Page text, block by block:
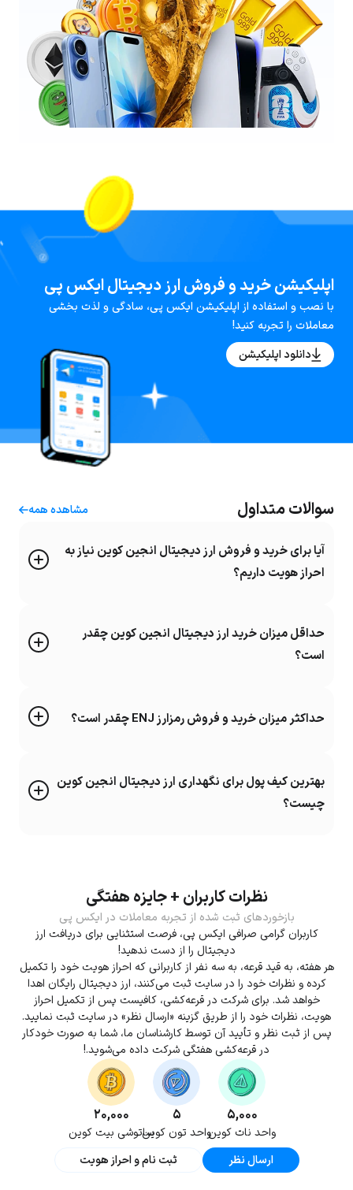
اپلیکیشن خرید و فروش ارز دیجیتال ایکس پی
با نصب و استفاده از اپلیکیشن ایکس پی، سادگی و لذت بخشی
معاملات را تجربه کنید!
دانلود اپلیکیشن
سوالات متداول مشاهده همه
آیا برای خرید و فروش ارز دیجیتال انجین کوین نیاز به
احراز هویت داریم؟
حداقل میزان خرید ارز دیجیتال انجین کوین چقدر
است؟
حداکثر میزان خرید و فروش رمزارز ENJ چقدر است؟
بهترین کیف پول برای نگهداری ارز دیجیتال انجین کوین
چیست؟
نظرات کاربران + جایزه هفتگی
بازخوردهای ثبت شده از تجربه معاملات در ایکس پی
کاربران گرامی صرافی ایکس پی، فرصت استثنایی برای دریافت ارز
دیجیتال را از دست ندهید!
هر هفته، به قید قرعه، به سه نفر از کاربرانی که احراز هویت خود را تکمیل
کرده و نظرات خود را در سایت ثبت می‌کنند، ارز دیجیتال رایگان اهدا
خواهد شد. برای شرکت در قرعه‌کشی، کافیست پس از تکمیل احراز
هویت، نظرات خود را از طریق گزینه «ارسال نظر» در سایت ثبت نمایید.
پس از ثبت نظر و تأیید آن توسط کارشناسان ما، شما به صورت خودکار
در قرعه‌کشی هفتگی شرکت داده می‌شوید.!
۵,۰۰۰
واحد نات کوین
۵
واحد تون کوین
۲۰,۰۰۰
ساتوشی بیت کوین
ارسال نظر
ثبت نام و احراز هویت